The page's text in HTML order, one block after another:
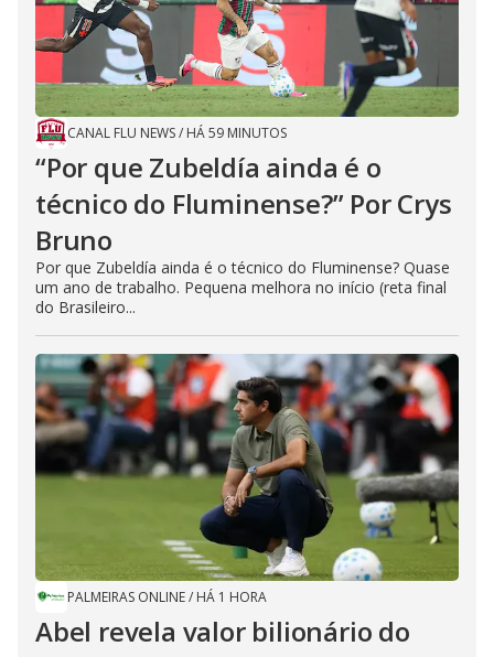
CANAL FLU NEWS/ HÁ 59 MINUTOS
“Por que Zubeldía ainda é o
técnico do Fluminense?” Por Crys
Bruno
Por que Zubeldía ainda é o técnico do Fluminense? Quase
um ano de trabalho. Pequena melhora no início (reta final
do Brasileiro...
PALMEIRAS ONLINE/ HÁ 1 HORA
Abel revela valor bilionário do